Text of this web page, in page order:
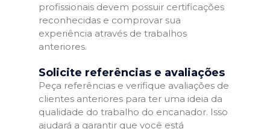
profissionais devem possuir certificações
reconhecidas e comprovar sua
experiência através de trabalhos
anteriores.
Solicite referências e avaliações
Peça referências e verifique avaliações de
clientes anteriores para ter uma ideia da
qualidade do trabalho do encanador. Isso
ajudará a garantir que você está